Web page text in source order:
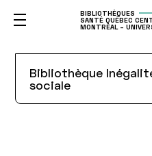
BIBLIOTHÈQUES
SANTÉ QUÉBEC
MONTRÉAL –
Nouvelles
Bibliothèque
sociale